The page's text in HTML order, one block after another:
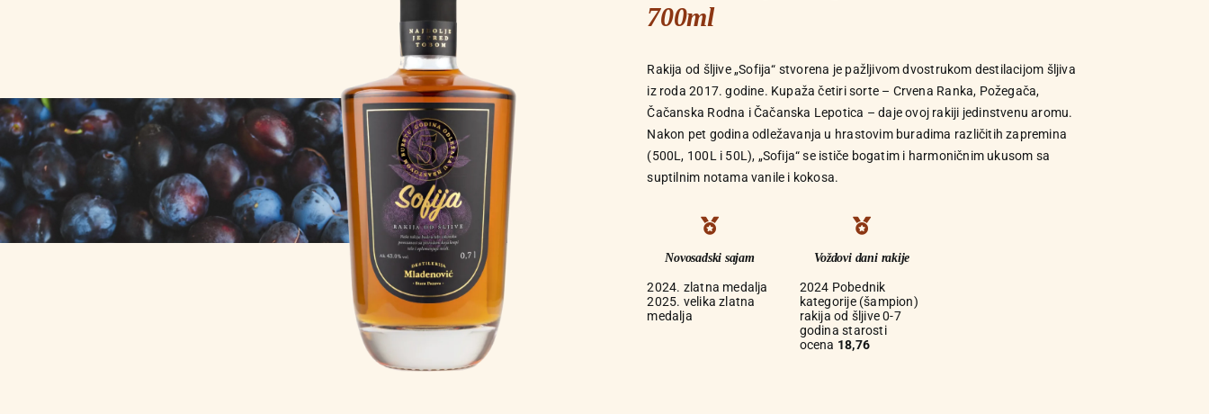
700ml
Rakija od šljive „Sofija“ stvorena je pažljivom dvostrukom destilacijom šljiva
iz roda 2017. godine. Kupaža četiri sorte – Crvena Ranka, Požegača,
Čačanska Rodna i Čačanska Lepotica – daje ovoj rakiji jedinstvenu aromu.
Nakon pet godina odležavanja u hrastovim buradima različitih zapremina
(500L, 100L i 50L), „Sofija“ se ističe bogatim i harmoničnim ukusom sa
suptilnim notama vanile i kokosa.
Novosadski sajam
2024. zlatna medalja
2025. velika zlatna
medalja
Voždovi dani rakije
2024 Pobednik
kategorije (šampion)
rakija od šljive 0-7
godina starosti
ocena 18,76